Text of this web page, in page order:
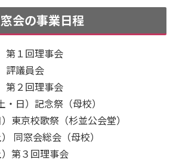
会の事業日程
第１回理事会
評議員会
第２回理事会
日）記念祭（母校）
東京校歌祭（杉並公会堂）
同窓会総会（母校）
第３回理事会